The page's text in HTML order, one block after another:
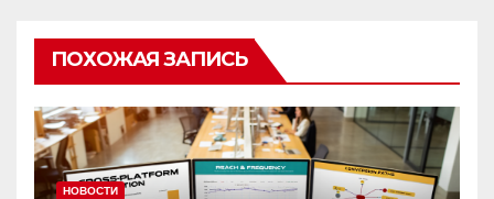
ПОХОЖАЯ ЗАПИСЬ
НОВОСТИ